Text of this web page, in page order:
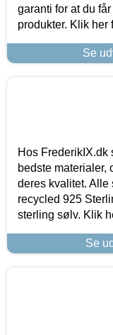
garanti for at du
produkter. Klik her
Se
Hos
bedste materialer,
deres kvalitet. Alle
recycled 925
sterling sølv. Klik
Se